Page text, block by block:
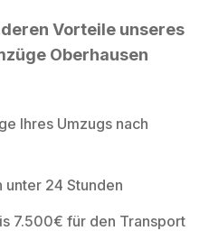
Vorteile unseres
Oberhausen
Ihres Umzugs nach
24 Stunden
7.500€ für den Transport